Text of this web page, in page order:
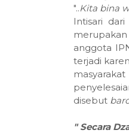
"..Kita bina
Intisari
anggota
terjadi
disebut
"Secara